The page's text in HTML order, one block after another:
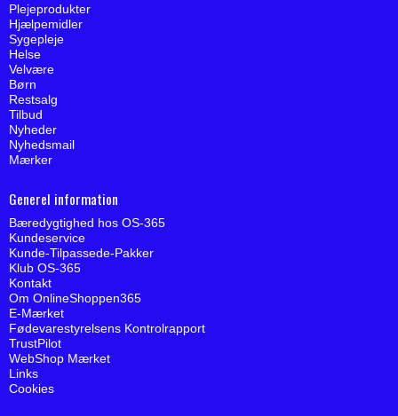
Plejeprodukter
Hjælpemidler
Sygepleje
Helse
Velvære
Børn
Restsalg
Tilbud
Nyheder
Nyhedsmail
Mærker
Generel information
Bæredygtighed hos OS-365
Kundeservice
Kunde-Tilpassede-Pakker
Klub OS-365
Kontakt
Om OnlineShoppen365
E-Mærket
Fødevarestyrelsens Kontrolrapport
TrustPilot
WebShop Mærket
Links
Cookies